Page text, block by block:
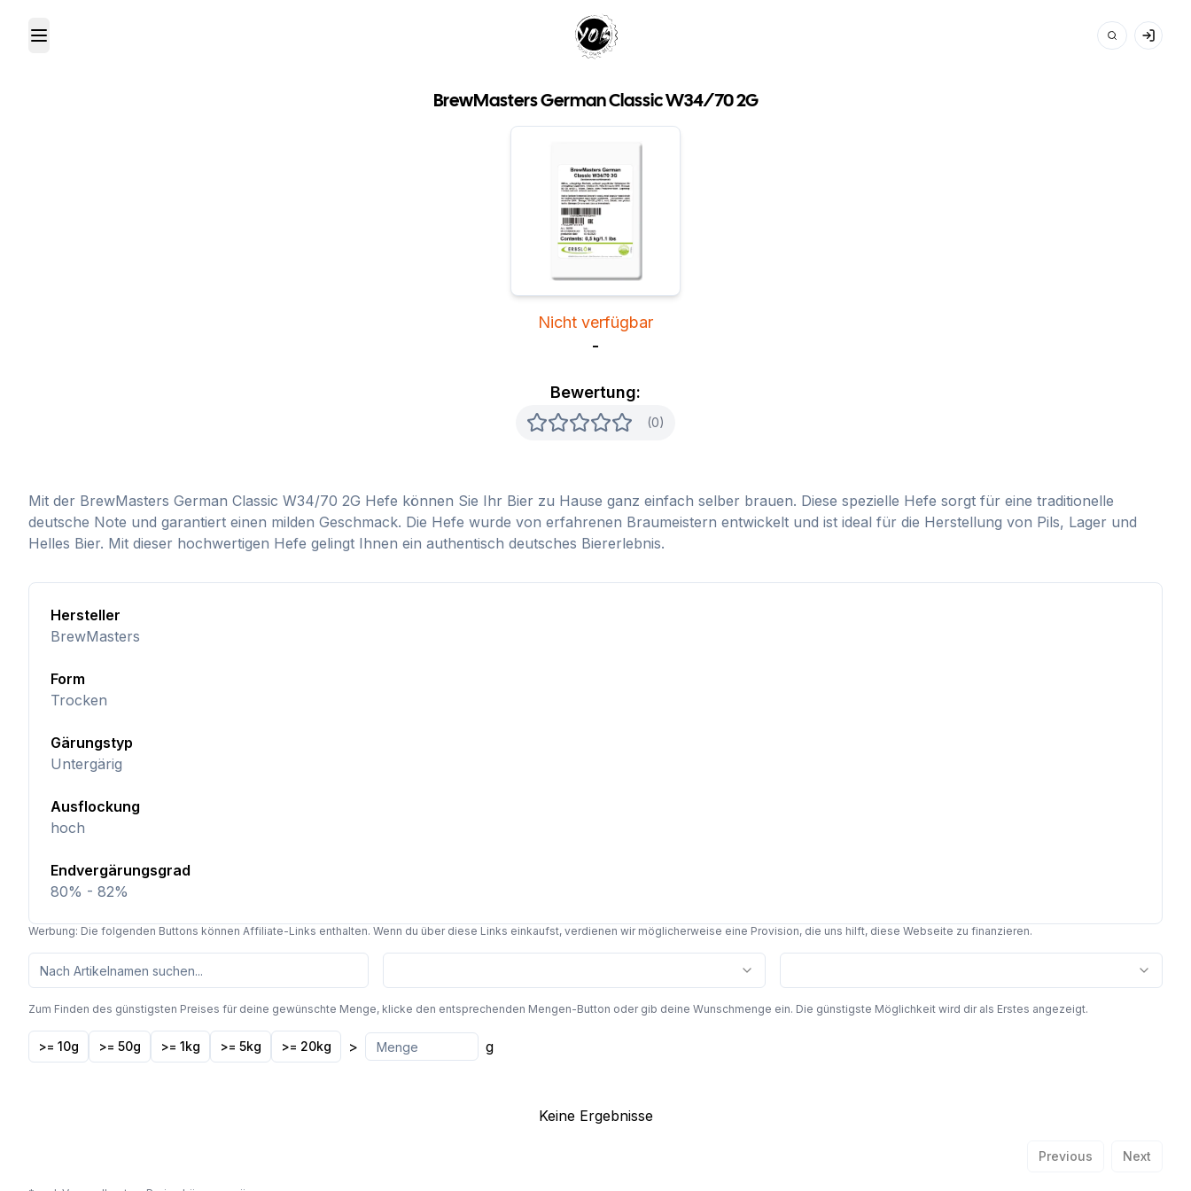
Toggle Menu Your Own Beer
BrewMasters German Classic W34/70 2G
Bewertung:
(0)
Nicht verfügbar
-
Mit der BrewMasters German Classic W34/70 2G Hefe können Sie Ihr Bier zu Hause ganz einfach selber brauen. Diese spezielle Hefe sorgt für eine traditionelle
deutsche Note und garantiert einen milden Geschmack. Die Hefe wurde von erfahrenen Braumeistern entwickelt und ist ideal für die Herstellung von Pils, Lager und
Helles Bier. Mit dieser hochwertigen Hefe gelingt Ihnen ein authentisch deutsches Biererlebnis.
Hersteller
BrewMasters
Form
Trocken
Gärungstyp
Untergärig
Ausflockung
hoch
Endvergärungsgrad
80% - 82%
Werbung: Die folgenden Buttons können Affiliate-Links enthalten. Wenn du über diese Links einkaufst, verdienen wir möglicherweise eine Provision, die uns hilft, diese Webseite zu finanzieren.
Zum Finden des günstigsten Preises für deine gewünschte Menge, klicke den entsprechenden Mengen-Button oder gib deine Wunschmenge ein. Die günstigste Möglichkeit wird dir als Erstes angezeigt.
>= 10g >= 50g >= 1kg >= 5kg >= 20kg > g
Keine Ergebnisse
Previous Next